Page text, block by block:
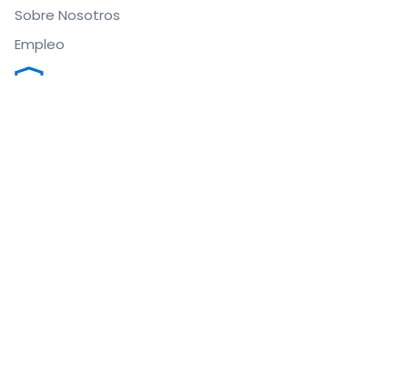
Sobre Nosotros
Empleo